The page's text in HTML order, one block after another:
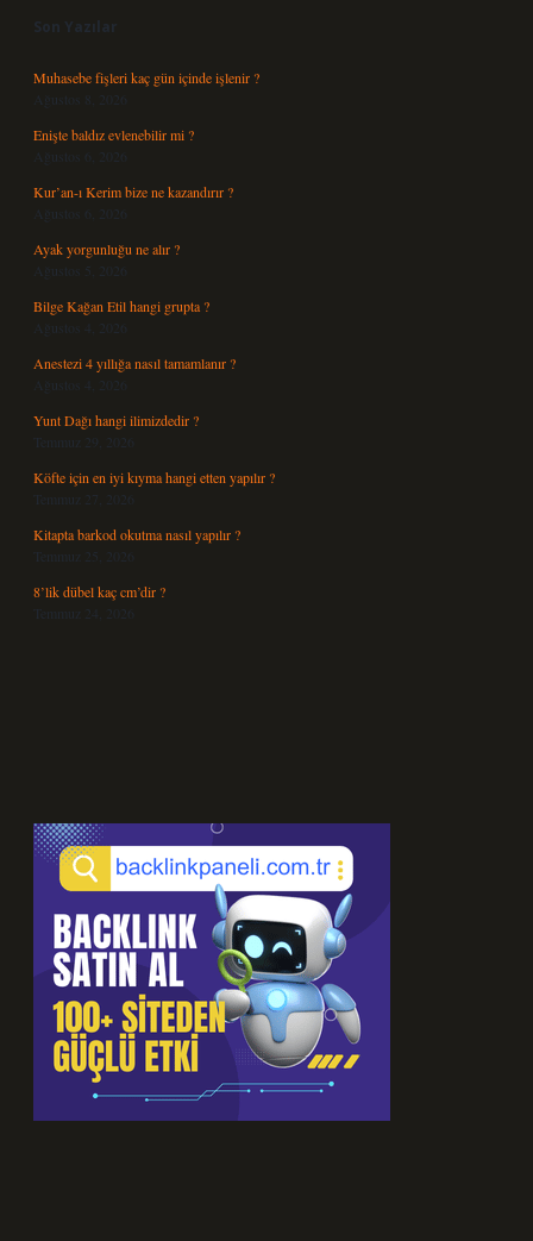
Son Yazılar
Muhasebe fişleri kaç gün içinde işlenir ?
Ağustos 8, 2026
Enişte baldız evlenebilir mi ?
Ağustos 6, 2026
Kur’an-ı Kerim bize ne kazandırır ?
Ağustos 6, 2026
Ayak yorgunluğu ne alır ?
Ağustos 5, 2026
Bilge Kağan Etil hangi grupta ?
Ağustos 4, 2026
Anestezi 4 yıllığa nasıl tamamlanır ?
Ağustos 4, 2026
Yunt Dağı hangi ilimizdedir ?
Temmuz 29, 2026
Köfte için en iyi kıyma hangi etten yapılır ?
Temmuz 27, 2026
Kitapta barkod okutma nasıl yapılır ?
Temmuz 25, 2026
8’lik dübel kaç cm’dir ?
Temmuz 24, 2026